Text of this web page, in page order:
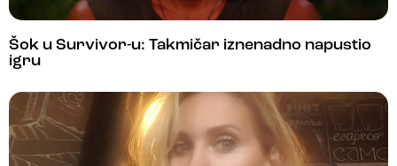
Šok u Survivor-u: Takmičar iznenadno napustio
igru